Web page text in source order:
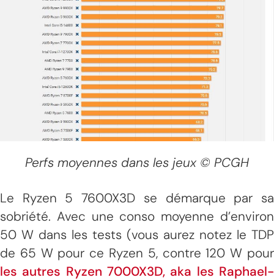
Perfs moyennes dans les jeux © PCGH
Le Ryzen 5 7600X3D se démarque par sa
sobriété. Avec une conso moyenne d’environ
50 W dans les tests (vous aurez notez le TDP
de 65 W pour ce Ryzen 5, contre 120 W pour
les autres Ryzen 7000X3D, aka les Raphael-